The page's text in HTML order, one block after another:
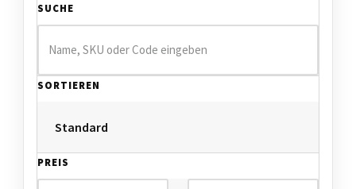
SUCHE
SORTIEREN
PREIS